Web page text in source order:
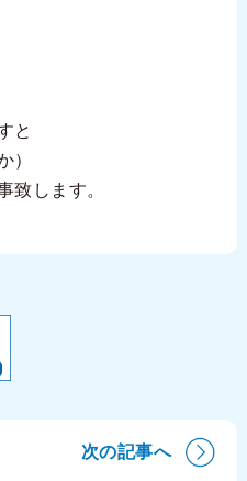
と
）
致します。
次の記事へ